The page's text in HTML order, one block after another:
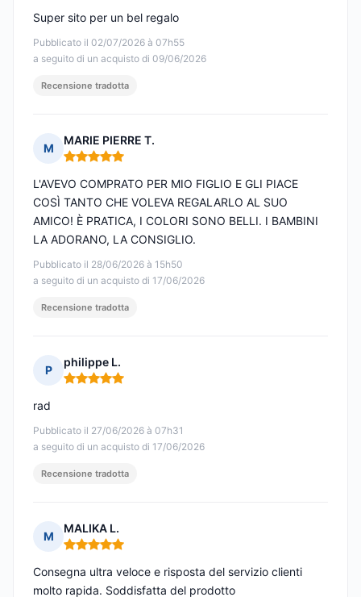
Pubblicato il 02/07/2026 à 07h55
a seguito di un acquisto di 09/06/2026
Super sito per un bel regalo
Recensione tradotta
M
MARIE PIERRE T.
Nota: 5 su 5
Pubblicato il 28/06/2026 à 15h50
a seguito di un acquisto di 17/06/2026
L'AVEVO COMPRATO PER MIO FIGLIO E GLI PIACE
COSÌ TANTO CHE VOLEVA REGALARLO AL SUO
AMICO! È PRATICA, I COLORI SONO BELLI. I BAMBINI
LA ADORANO, LA CONSIGLIO.
Recensione tradotta
P
philippe L.
Nota: 5 su 5
Pubblicato il 27/06/2026 à 07h31
a seguito di un acquisto di 17/06/2026
rad
Recensione tradotta
M
MALIKA L.
Nota: 5 su 5
Consegna ultra veloce e risposta del servizio clienti
molto rapida. Soddisfatta del prodotto